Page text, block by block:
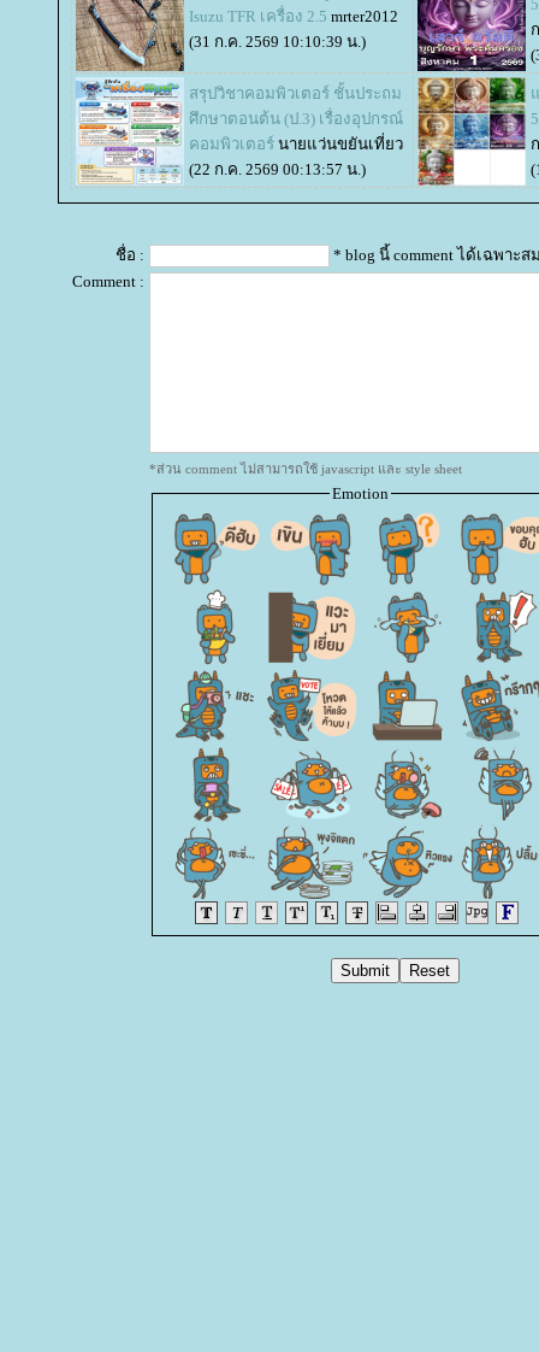
Isuzu TFR เครื่อง 2.5 mrter2012
(31 ก.ค. 2569 10:10:39 น.)
สรุปวิชาคอมพิวเตอร์ ชั้นประถม
ศึกษาตอนต้น (ป.3) เรื่องอุปกรณ์
คอมพิวเตอร์ นายแว่นขยันเที่ยว
(22 ก.ค. 2569 00:13:57 น.)
ชื่อ :
* blog นี้ comment ได้เฉพาะส
Comment :
*ส่วน comment ไม่สามารถใช้ javascript และ style sheet
Emotion